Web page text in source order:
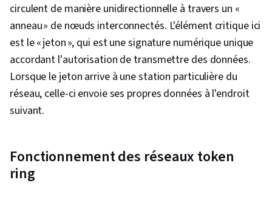
descriptive, Cryptage, Gestion des risques,
Cybersécurité, Droit, réglementation et
conformité, Gestion des incidents, Analyse des
risques, Contrôles de sécurité, Gestion des
menaces, Gestion de la conformité, Protection
de l'information, Infrastructure de données,
bases de données, PostgreSQL, Architecture
circulent de manière unidirectionnelle à travers un «
anneau » de nœuds interconnectés. L'élément critique ici
est le « jeton », qui est une signature numérique unique
accordant l'autorisation de transmettre des données.
Lorsque le jeton arrive à une station particulière du
réseau, celle-ci envoie ses propres données à l'endroit
suivant.
Fonctionnement des réseaux token
ring